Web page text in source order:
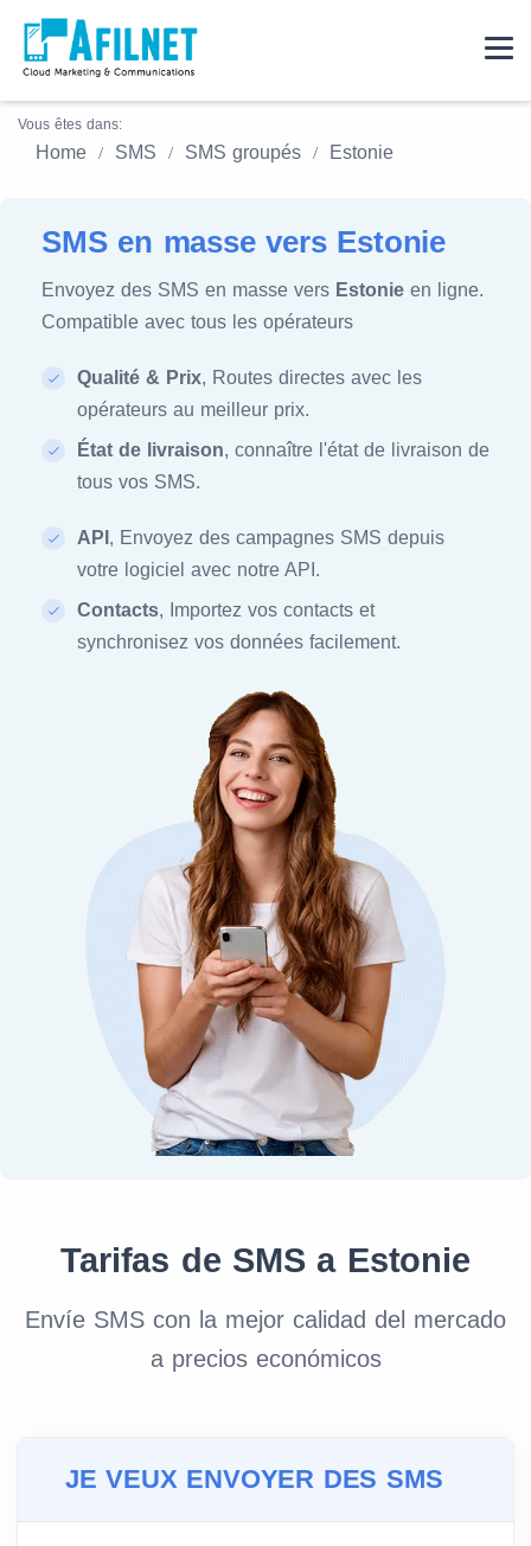
Vous êtes dans:
Home SMS SMS groupés Estonie
SMS en masse vers Estonie
Envoyez des SMS en masse vers Estonie en ligne.
Compatible avec tous les opérateurs
Qualité & Prix, Routes directes avec les
opérateurs au meilleur prix.
État de livraison, connaître l'état de livraison de
tous vos SMS.
API , Envoyez des campagnes SMS depuis
votre logiciel avec notre API.
Contacts, Importez vos contacts et
synchronisez vos données facilement.
Tarifas de SMS a Estonie
Envíe SMS con la mejor calidad del mercado
a precios económicos
JE VEUX ENVOYER DES SMS